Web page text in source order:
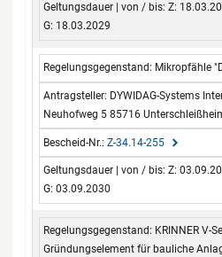
Z:
G: 18.03.2029
Mikropfähle
DYWIDAG-Systems
Neuhofweg 5 85716
Z-34.14-255
Z:
G: 03.09.2030
KRINNER V-
Gründungselement für bauliche